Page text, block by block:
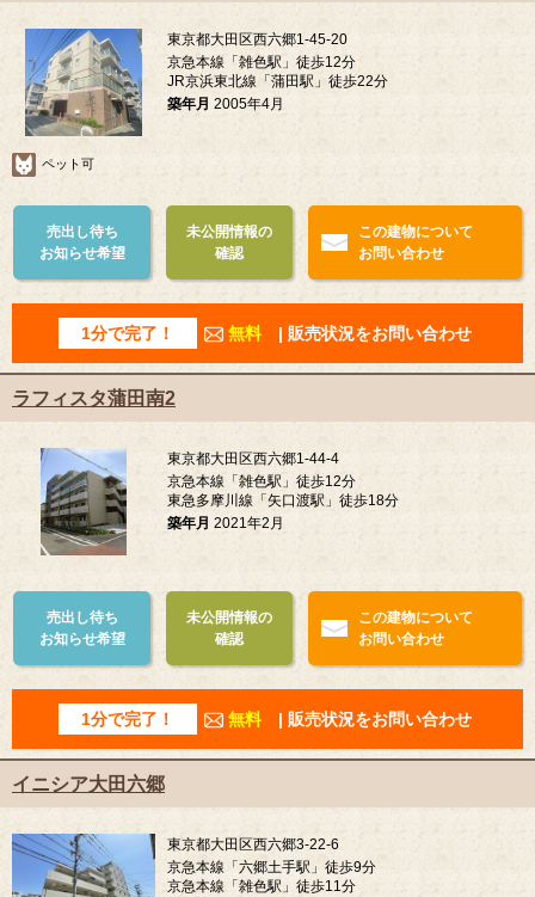
東京都大田区西六郷1-45-20
京急本線「雑色駅」徒歩12分
JR京浜東北線「蒲田駅」徒歩22分
築年月 2005年4月
ペット可
売出し待ち
お知らせ希望
未公開情報の
確認
この建物について
お問い合わせ
1分で完了！ 無料 | 販売状況をお問い合わせ
ラフィスタ蒲田南2
東京都大田区西六郷1-44-4
京急本線「雑色駅」徒歩12分
東急多摩川線「矢口渡駅」徒歩18分
築年月 2021年2月
売出し待ち
お知らせ希望
未公開情報の
確認
この建物について
お問い合わせ
1分で完了！ 無料 | 販売状況をお問い合わせ
イニシア大田六郷
東京都大田区西六郷3-22-6
京急本線「六郷土手駅」徒歩9分
京急本線「雑色駅」徒歩11分